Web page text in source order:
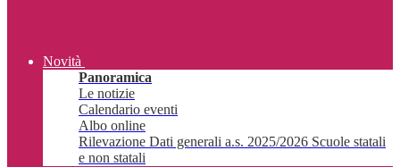
Novità
Panoramica
Le notizie
Calendario eventi
Albo online
Rilevazione Dati generali a.s. 2025/2026 Scuole statali
e non statali